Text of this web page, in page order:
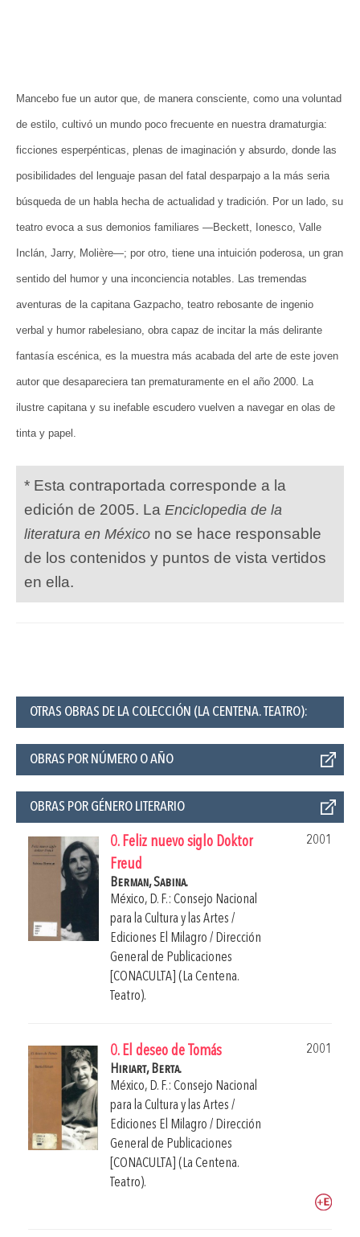
Mancebo fue un autor que, de manera consciente, como una voluntad
de estilo, cultivó un mundo poco frecuente en nuestra dramaturgia:
ficciones esperpénticas, plenas de imaginación y absurdo, donde las
posibilidades del lenguaje pasan del fatal desparpajo a la más seria
búsqueda de un habla hecha de actualidad y tradición. Por un lado, su
teatro evoca a sus demonios familiares —Beckett, Ionesco, Valle
Inclán, Jarry, Molière—; por otro, tiene una intuición poderosa, un gran
sentido del humor y una inconciencia notables. Las tremendas
aventuras de la capitana Gazpacho, teatro rebosante de ingenio
verbal y humor rabelesiano, obra capaz de incitar la más delirante
fantasía escénica, es la muestra más acabada del arte de este joven
autor que desapareciera tan prematuramente en el año 2000. La
ilustre capitana y su inefable escudero vuelven a navegar en olas de
tinta y papel.
* Esta contraportada corresponde a la
edición de 2005. La Enciclopedia de la
literatura en México no se hace responsable
de los contenidos y puntos de vista vertidos
en ella.
OTRAS OBRAS DE LA COLECCIÓN (LA CENTENA. TEATRO):
OBRAS POR NÚMERO O AÑO
OBRAS POR GÉNERO LITERARIO
0. Feliz nuevo siglo Doktor
Freud
2001
Berman, Sabina.
México, D. F.: Consejo Nacional
para la Cultura y las Artes /
Ediciones El Milagro / Dirección
General de Publicaciones
[CONACULTA] (La Centena.
Teatro).
0. El deseo de Tomás
2001
Hiriart, Berta.
México, D. F.: Consejo Nacional
para la Cultura y las Artes /
Ediciones El Milagro / Dirección
General de Publicaciones
[CONACULTA] (La Centena.
Teatro).